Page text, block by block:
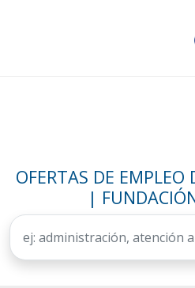
OFERTAS DE
|